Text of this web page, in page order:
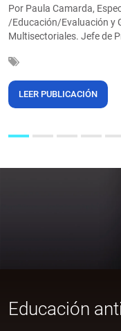
Por Paula Camarda,
/Educación/Evaluación y
Multisectoriales. Jefe de
LEER PUBLICACIÓN
Educación